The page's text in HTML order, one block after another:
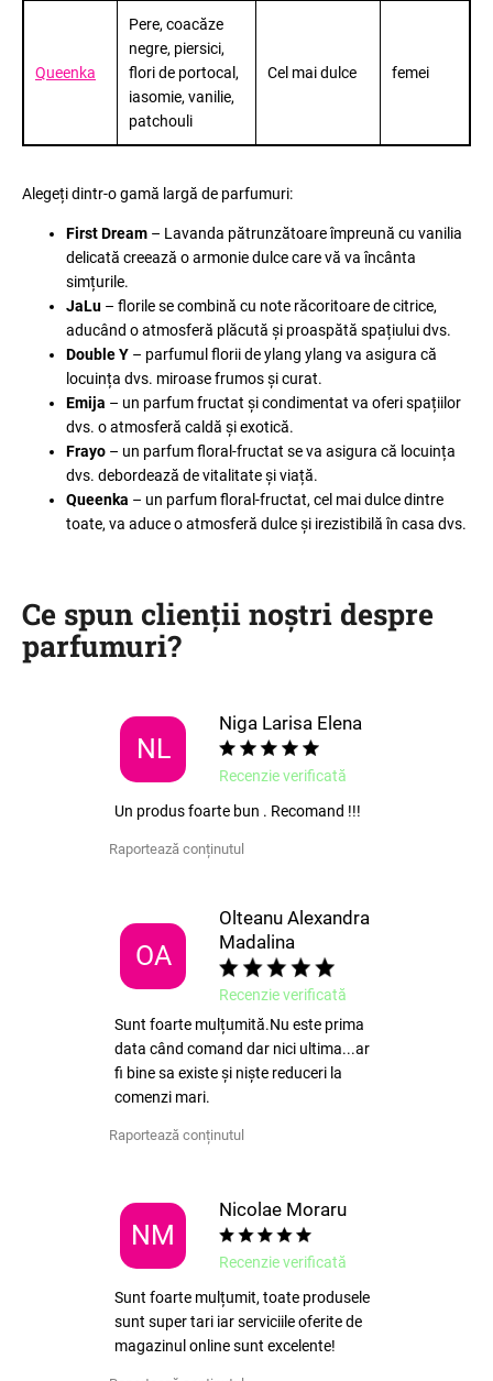
Queenka
Pere, coacăze
negre, piersici,
flori de portocal,
iasomie, vanilie,
patchouli
Cel mai dulce femei
Alegeți dintr-o gamă largă de parfumuri:
First Dream – Lavanda pătrunzătoare împreună cu vanilia
delicată creează o armonie dulce care vă va încânta
simțurile.
JaLu – florile se combină cu note răcoritoare de citrice,
aducând o atmosferă plăcută și proaspătă spațiului dvs.
Double Y – parfumul florii de ylang ylang va asigura că
locuința dvs. miroase frumos și curat.
Emija – un parfum fructat și condimentat va oferi spațiilor
dvs. o atmosferă caldă și exotică.
Frayo – un parfum floral-fructat se va asigura că locuința
dvs. debordează de vitalitate și viață.
Queenka – un parfum floral-fructat, cel mai dulce dintre
toate, va aduce o atmosferă dulce și irezistibilă în casa dvs.
Ce spun clienții noștri despre
parfumuri?
NL
Niga Larisa Elena
Recenzie verificată
Un produs foarte bun . Recomand !!!
Raportează conținutul
OA
Olteanu Alexandra
Madalina
Recenzie verificată
Sunt foarte mulțumită.Nu este prima
data când comand dar nici ultima...ar
fi bine sa existe și niște reduceri la
comenzi mari.
Raportează conținutul
NM
Nicolae Moraru
Recenzie verificată
Sunt foarte mulțumit, toate produsele
sunt super tari iar serviciile oferite de
magazinul online sunt excelente!